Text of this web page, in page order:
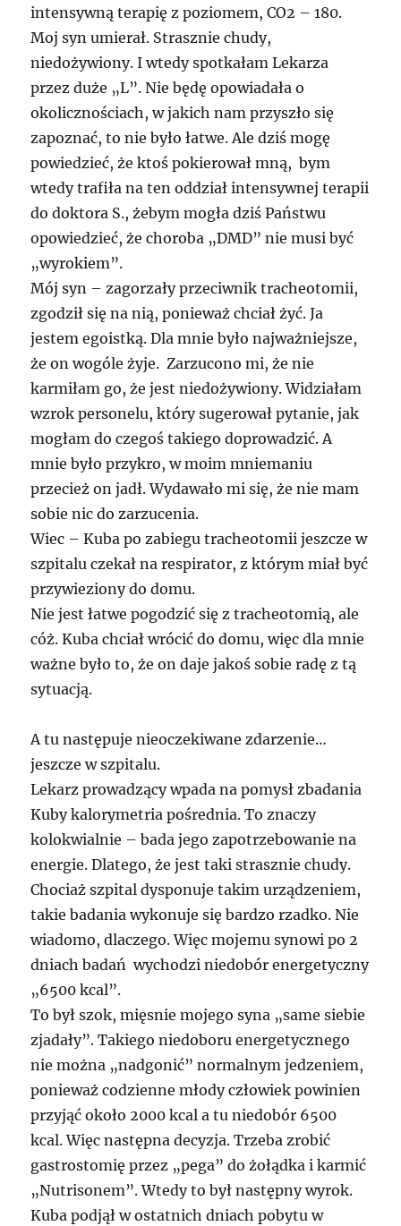
intensywną terapię z poziomem, CO2 – 180.
Moj syn umierał. Strasznie chudy,
niedożywiony. I wtedy spotkałam Lekarza
przez duże „L”. Nie będę opowiadała o
okolicznościach, w jakich nam przyszło się
zapoznać, to nie było łatwe. Ale dziś mogę
powiedzieć, że ktoś pokierował mną, bym
wtedy trafiła na ten oddział intensywnej terapii
do doktora S., żebym mogła dziś Państwu
opowiedzieć, że choroba „DMD” nie musi być
„wyrokiem”.
Mój syn – zagorzały przeciwnik tracheotomii,
zgodził się na nią, ponieważ chciał żyć. Ja
jestem egoistką. Dla mnie było najważniejsze,
że on wogóle żyje. Zarzucono mi, że nie
karmiłam go, że jest niedożywiony. Widziałam
wzrok personelu, który sugerował pytanie, jak
mogłam do czegoś takiego doprowadzić. A
mnie było przykro, w moim mniemaniu
przecież on jadł. Wydawało mi się, że nie mam
sobie nic do zarzucenia.
Wiec – Kuba po zabiegu tracheotomii jeszcze w
szpitalu czekał na respirator, z którym miał być
przywieziony do domu.
Nie jest łatwe pogodzić się z tracheotomią, ale
cóż. Kuba chciał wrócić do domu, więc dla mnie
ważne było to, że on daje jakoś sobie radę z tą
sytuacją.
A tu następuje nieoczekiwane zdarzenie…
jeszcze w szpitalu.
Lekarz prowadzący wpada na pomysł zbadania
Kuby kalorymetria pośrednia. To znaczy
kolokwialnie – bada jego zapotrzebowanie na
energie. Dlatego, że jest taki strasznie chudy.
Chociaż szpital dysponuje takim urządzeniem,
takie badania wykonuje się bardzo rzadko. Nie
wiadomo, dlaczego. Więc mojemu synowi po 2
dniach badań wychodzi niedobór energetyczny
„6500 kcal”.
To był szok, mięsnie mojego syna „same siebie
zjadały”. Takiego niedoboru energetycznego
nie można „nadgonić” normalnym jedzeniem,
ponieważ codzienne młody człowiek powinien
przyjąć około 2000 kcal a tu niedobór 6500
kcal. Więc następna decyzja. Trzeba zrobić
gastrostomię przez „pega” do żołądka i karmić
„Nutrisonem”. Wtedy to był następny wyrok.
Kuba podjął w ostatnich dniach pobytu w